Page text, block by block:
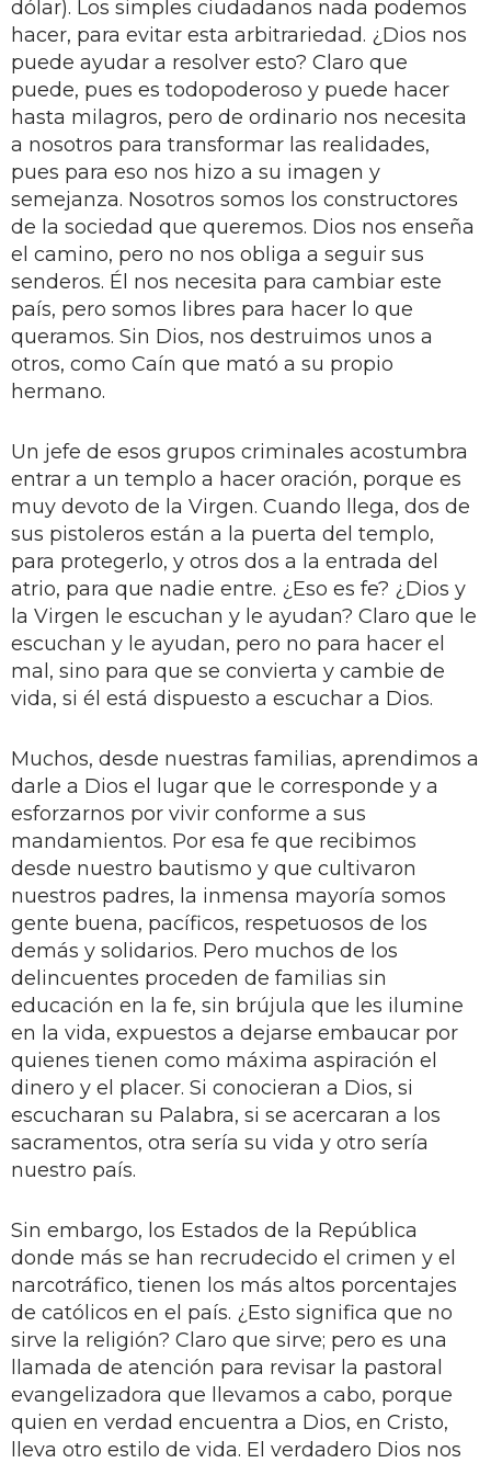
dólar). Los simples ciudadanos nada podemos
hacer, para evitar esta arbitrariedad. ¿Dios nos
puede ayudar a resolver esto? Claro que
puede, pues es todopoderoso y puede hacer
hasta milagros, pero de ordinario nos necesita
a nosotros para transformar las realidades,
pues para eso nos hizo a su imagen y
semejanza. Nosotros somos los constructores
de la sociedad que queremos. Dios nos enseña
el camino, pero no nos obliga a seguir sus
senderos. Él nos necesita para cambiar este
país, pero somos libres para hacer lo que
queramos. Sin Dios, nos destruimos unos a
otros, como Caín que mató a su propio
hermano.
Un jefe de esos grupos criminales acostumbra
entrar a un templo a hacer oración, porque es
muy devoto de la Virgen. Cuando llega, dos de
sus pistoleros están a la puerta del templo,
para protegerlo, y otros dos a la entrada del
atrio, para que nadie entre. ¿Eso es fe? ¿Dios y
la Virgen le escuchan y le ayudan? Claro que le
escuchan y le ayudan, pero no para hacer el
mal, sino para que se convierta y cambie de
vida, si él está dispuesto a escuchar a Dios.
Muchos, desde nuestras familias, aprendimos a
darle a Dios el lugar que le corresponde y a
esforzarnos por vivir conforme a sus
mandamientos. Por esa fe que recibimos
desde nuestro bautismo y que cultivaron
nuestros padres, la inmensa mayoría somos
gente buena, pacíficos, respetuosos de los
demás y solidarios. Pero muchos de los
delincuentes proceden de familias sin
educación en la fe, sin brújula que les ilumine
en la vida, expuestos a dejarse embaucar por
quienes tienen como máxima aspiración el
dinero y el placer. Si conocieran a Dios, si
escucharan su Palabra, si se acercaran a los
sacramentos, otra sería su vida y otro sería
nuestro país.
Sin embargo, los Estados de la República
donde más se han recrudecido el crimen y el
narcotráfico, tienen los más altos porcentajes
de católicos en el país. ¿Esto significa que no
sirve la religión? Claro que sirve; pero es una
llamada de atención para revisar la pastoral
evangelizadora que llevamos a cabo, porque
quien en verdad encuentra a Dios, en Cristo,
lleva otro estilo de vida. El verdadero Dios nos